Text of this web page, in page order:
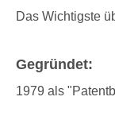
Das Wichtigste
Gegründet:
1979 als